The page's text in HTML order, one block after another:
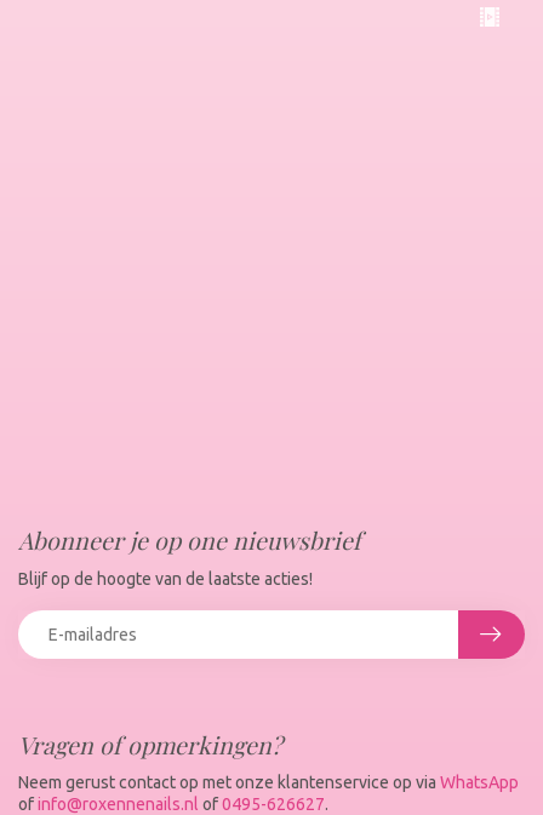
Vragen of opmerkingen?
Neem gerust contact op met onze klantenservice op via WhatsApp
ofinfo@roxennenails.nl of0495-626627.
Abonneer je op one nieuwsbrief
Blijf op de hoogte van de laatste acties!